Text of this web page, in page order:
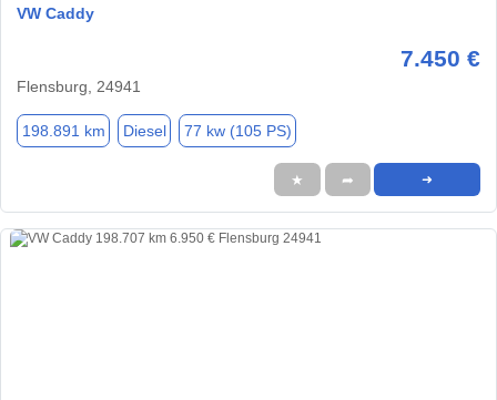
VW Caddy
7.450 €
Flensburg, 24941
198.891 km Diesel 77 kw (105 PS)
★ ➦ ➜